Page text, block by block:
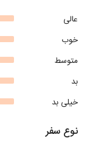
عالی
خوب
متوسط
بد
خیلی بد
نوع سفر